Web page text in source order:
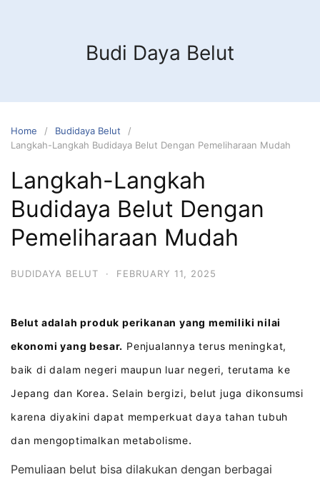
Budi Daya Belut
Home
Budidaya Belut
Langkah-Langkah Budidaya Belut Dengan Pemeliharaan Mudah
Langkah-Langkah
Budidaya Belut Dengan
Pemeliharaan Mudah
BUDIDAYA BELUT · FEBRUARY 11, 2025
Belut adalah produk perikanan yang memiliki nilai
ekonomi yang besar. Penjualannya terus meningkat,
baik di dalam negeri maupun luar negeri, terutama ke
Jepang dan Korea. Selain bergizi, belut juga dikonsumsi
karena diyakini dapat memperkuat daya tahan tubuh
dan mengoptimalkan metabolisme.
Pemuliaan belut bisa dilakukan dengan berbagai